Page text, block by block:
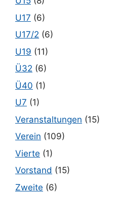
U17 (6)
U17/2 (6)
U19 (11)
Ü32 (6)
Ü40 (1)
U7 (1)
Veranstaltungen (15)
Verein (109)
Vierte (1)
Vorstand (15)
Zweite (6)